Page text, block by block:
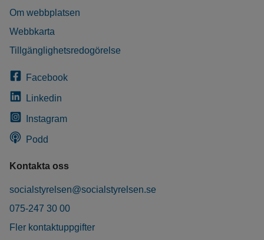
Om webbplatsen
Webbkarta
Tillgänglighetsredogörelse
Facebook
Linkedin
Instagram
Podd
Kontakta oss
socialstyrelsen@socialstyrelsen.se
075-247 30 00
Fler kontaktuppgifter